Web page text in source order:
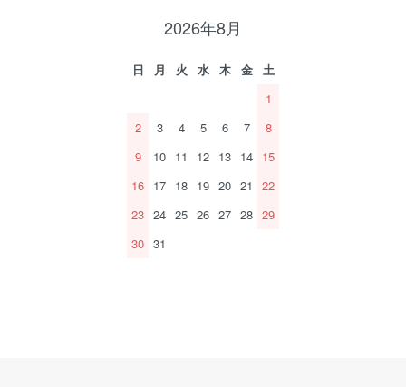
2026年8月
日 月 火 水 木 金
土
1
2
3 4 5 6 7
8
9
10 11 12 13 14 15
16 17 18 19 20 21
22
23 24 25 26 27 28 29
30 31